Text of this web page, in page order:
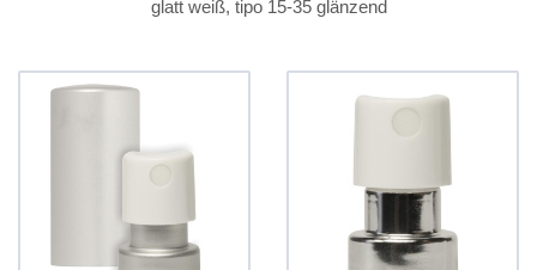
glatt weiß, tipo 15-35 glänzend